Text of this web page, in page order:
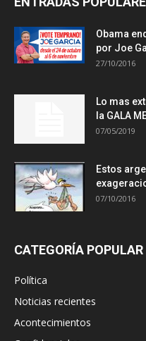
Obama
por Joe
27/10/2016
Lo mas
la GALA
07/05/2019
Estos
07/10/2016
CATEGORÍA POPULAR
Política
Noticias recientes
Acontecimientos